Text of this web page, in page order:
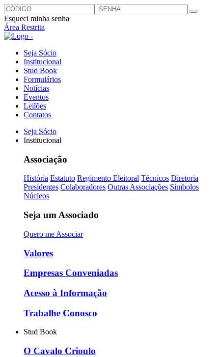
Esqueci minha senha
Área Restrita
Seja Sócio
Institucional
Stud Book
Formulários
Notícias
Eventos
Leilões
Contatos
Seja Sócio
Institucional
Associação
História Estatuto Regimento Eleitoral Técnicos Diretoria
Presidentes Colaboradores Outras Associações Símbolos
Núcleos
Seja um Associado
Quero me Associar
Valores
Empresas Conveniadas
Acesso à Informação
Trabalhe Conosco
Stud Book
O Cavalo Crioulo